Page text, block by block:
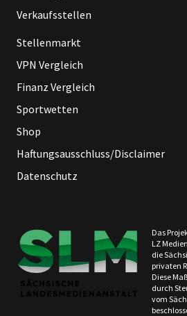
Verkaufsstellen
Stellenmarkt
VPN Vergleich
Finanz Vergleich
Sportwetten
Shop
Haftungsausschluss/Disclaimer
Datenschutz
Das
LZ
die
privaten
Diese
durch
vom